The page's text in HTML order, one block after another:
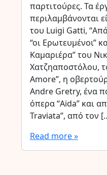
παρτιτούρες. Τα
περιλαμβάνονται
του Luigi Gatti,
“οι Ερωτευμένοι”
Καμαριέρα” του
Χατζηαποστόλου,
Amore”, η
Andre Gretry, ένα
όπερα “Aida” και
Traviata”, από τον
Read more »